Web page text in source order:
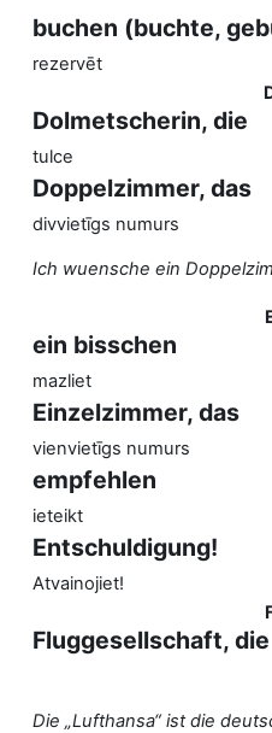
buchen (buchte,
rezervēt
Dolmetscherin, die
tulce
Doppelzimmer, das
divvietīgs numurs
Ich wuensche ein
ein bisschen
mazliet
Einzelzimmer, das
vienvietīgs numurs
empfehlen
ieteikt
Entschuldigung!
Atvainojiet!
Fluggesellschaft, die
Die „Lufthansa“ ist die